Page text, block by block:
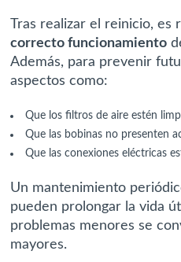
Tras realizar el reinicio, es
correcto funcionamiento
Además, para prevenir
aspectos como:
Que los filtros de aire estén
Que las bobinas no presenten
Que las conexiones eléctricas
Un mantenimiento
pueden prolongar la vida
problemas menores se
mayores.